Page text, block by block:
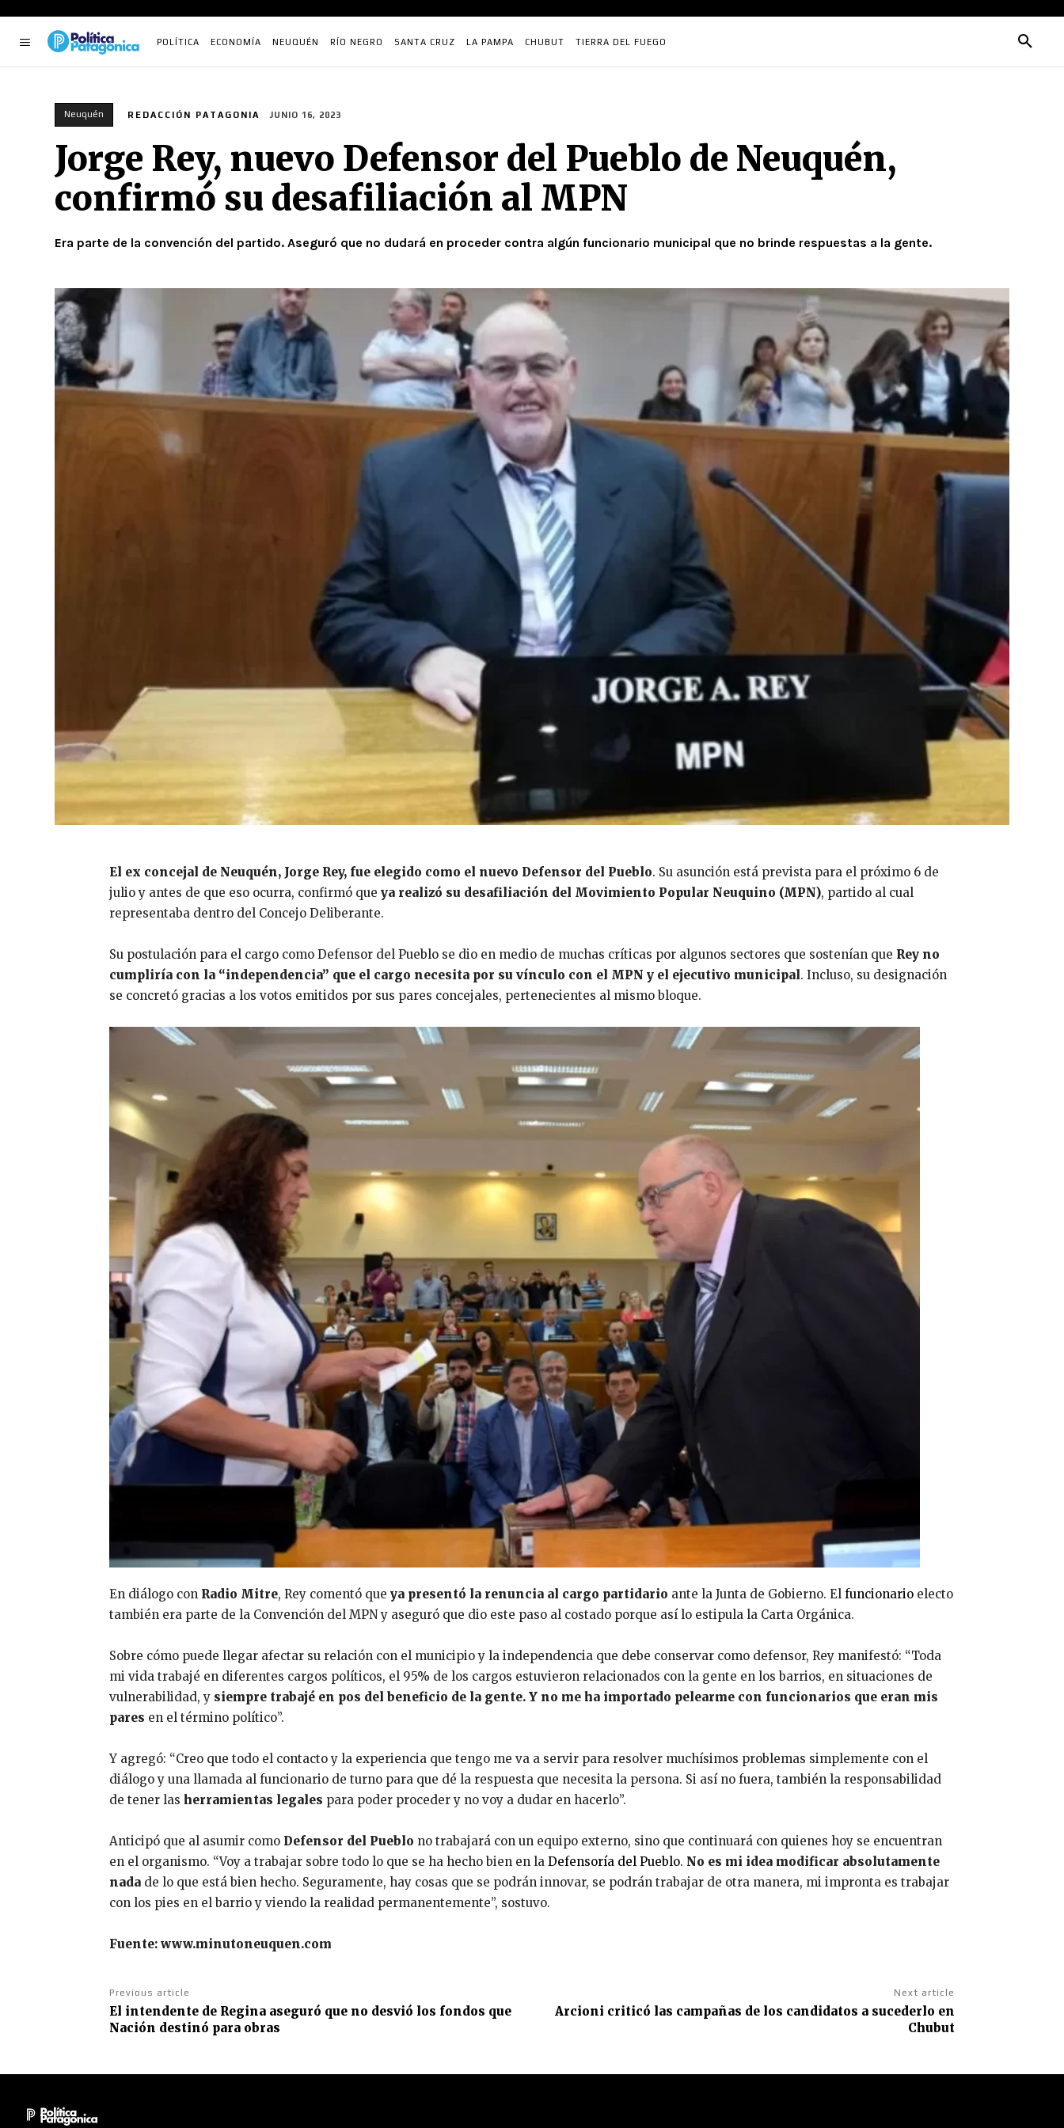
POLÍTICA ECONOMÍA NEUQUÉN RÍO NEGRO SANTA CRUZ LA PAMPA CHUBUT TIERRA DEL FUEGO
Neuquén REDACCIÓN PATAGONIA JUNIO 16, 2023
Jorge Rey, nuevo Defensor del Pueblo de Neuquén,
confirmó su desafiliación al MPN
Era parte de la convención del partido. Aseguró que no dudará en proceder contra algún funcionario municipal que no brinde respuestas a la gente.
El ex concejal de Neuquén, Jorge Rey, fue elegido como el nuevo Defensor del Pueblo. Su asunción está prevista para el próximo 6 de
julio y antes de que eso ocurra, confirmó que ya realizó su desafiliación del Movimiento Popular Neuquino (MPN), partido al cual
representaba dentro del Concejo Deliberante.
Su postulación para el cargo como Defensor del Pueblo se dio en medio de muchas críticas por algunos sectores que sostenían que Rey no
cumpliría con la “independencia” que el cargo necesita por su vínculo con el MPN y el ejecutivo municipal. Incluso, su designación
se concretó gracias a los votos emitidos por sus pares concejales, pertenecientes al mismo bloque.
En diálogo con Radio Mitre, Rey comentó que ya presentó la renuncia al cargo partidario ante la Junta de Gobierno. El funcionario electo
también era parte de la Convención del MPN y aseguró que dio este paso al costado porque así lo estipula la Carta Orgánica.
Sobre cómo puede llegar afectar su relación con el municipio y la independencia que debe conservar como defensor, Rey manifestó: “Toda
mi vida trabajé en diferentes cargos políticos, el 95% de los cargos estuvieron relacionados con la gente en los barrios, en situaciones de
vulnerabilidad, y siempre trabajé en pos del beneficio de la gente. Y no me ha importado pelearme con funcionarios que eran mis
pares en el término político”.
Y agregó: “Creo que todo el contacto y la experiencia que tengo me va a servir para resolver muchísimos problemas simplemente con el
diálogo y una llamada al funcionario de turno para que dé la respuesta que necesita la persona. Si así no fuera, también la responsabilidad
de tener las herramientas legales para poder proceder y no voy a dudar en hacerlo”.
Anticipó que al asumir como Defensor del Pueblo no trabajará con un equipo externo, sino que continuará con quienes hoy se encuentran
en el organismo. “Voy a trabajar sobre todo lo que se ha hecho bien en la Defensoría del Pueblo. No es mi idea modificar absolutamente
nada de lo que está bien hecho. Seguramente, hay cosas que se podrán innovar, se podrán trabajar de otra manera, mi impronta es trabajar
con los pies en el barrio y viendo la realidad permanentemente”, sostuvo.
Fuente: www.minutoneuquen.com
Previous article
El intendente de Regina aseguró que no desvió los fondos que
Nación destinó para obras
Next article
Arcioni criticó las campañas de los candidatos a sucederlo en
Chubut